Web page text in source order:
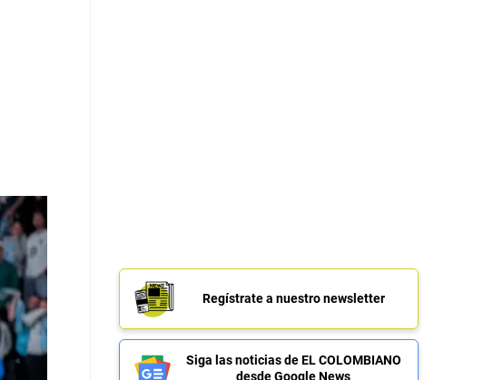
Regístrate a nuestro newsletter
Siga las noticias de EL COLOMBIANO
desde Google News